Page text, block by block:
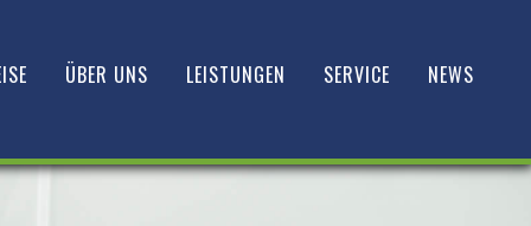
ÜBER UNS LEISTUNGEN SERVICE NEWS